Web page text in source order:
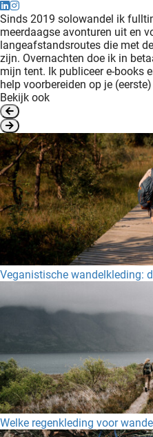
Sinds 2019 solowandel ik
meerdaagse avonturen uit en
langeafstandsroutes die met
zijn. Overnachten doe ik in
mijn tent. Ik publiceer e-books
help voorbereiden op je
Bekijk ook
Veganistische wandelkleding:
Welke regenkleding voor